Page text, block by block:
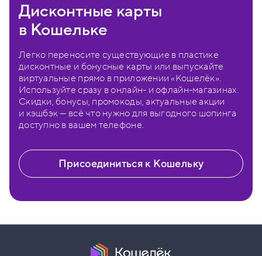
Дисконтные карты
в Кошельке
Легко переносите существующие в пластике
дисконтные и бонусные карты или выпускайте
виртуальные прямо в приложении «Кошелёк».
Используйте сразу в онлайн- и офлайн-магазинах.
Скидки, бонусы, промокоды, актуальные акции
и кэшбэк — всё что нужно для выгодного шопинга
доступно в вашем телефоне.
Присоединиться к Кошельку